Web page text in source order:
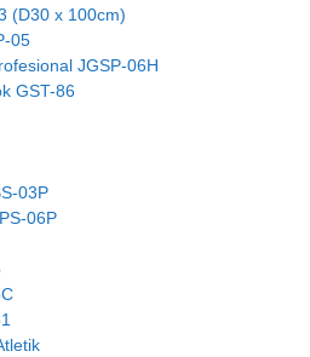
(D30 x 100cm)
05
JGSP-06H
GST-86
03P
06P